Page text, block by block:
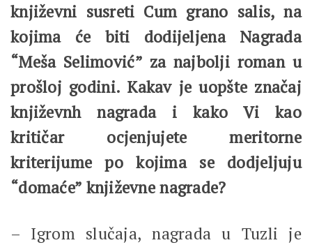
književni susreti Cum grano salis, na
kojima će biti dodijeljena Nagrada
“Meša Selimović” za najbolji roman u
prošloj godini. Kakav je uopšte značaj
književnh nagrada i kako Vi kao
kritičar ocjenjujete meritorne
kriterijume po kojima se dodjeljuju
“domaće” književne nagrade?
– Igrom slučaja, nagrada u Tuzli je